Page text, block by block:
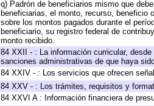
q) Padrón de beneficiarios mismo que
beneficiarias, el monto, recurso, beneficio
sobre los montos pagados durante el
beneficiario, su registro federal de
monto recibido.
84 XXII - : La información curricular,
sanciones administrativas de que haya
84 XXIV - : Los servicios que ofrecen
84 XXV - : Los trámites, requisitos y
84 XXVI A : Información financiera de